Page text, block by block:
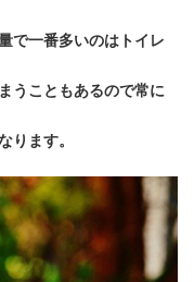
で一番多いのはトイレ
うこともあるので常に
ります。